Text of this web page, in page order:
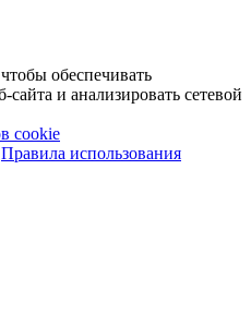
обеспечивать
и анализировать сетевой
cookie
Правила использования